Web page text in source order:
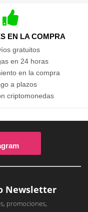
EN LA COMPRA
gratuitos
en 24 horas
en la compra
a plazos
criptomonedas
Newsletter
promociones,